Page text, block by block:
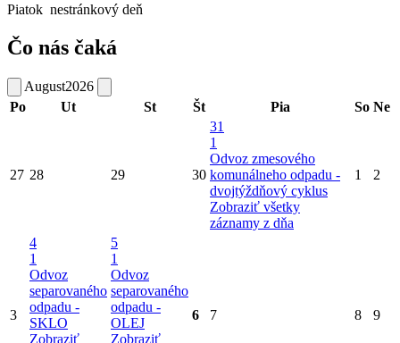
Piatok nestránkový deň
Čo nás čaká
August2026
Po
Ut St Št Pia So Ne
27 28 29 30
31
1
Odvoz zmesového
komunálneho odpadu -
dvojtýždňový cyklus
Zobraziť všetky
záznamy z dňa
1 2
3
4
1
Odvoz
separovaného
odpadu -
SKLO
Zobraziť
5
1
Odvoz
separovaného
odpadu -
OLEJ
Zobraziť
6 7 8 9